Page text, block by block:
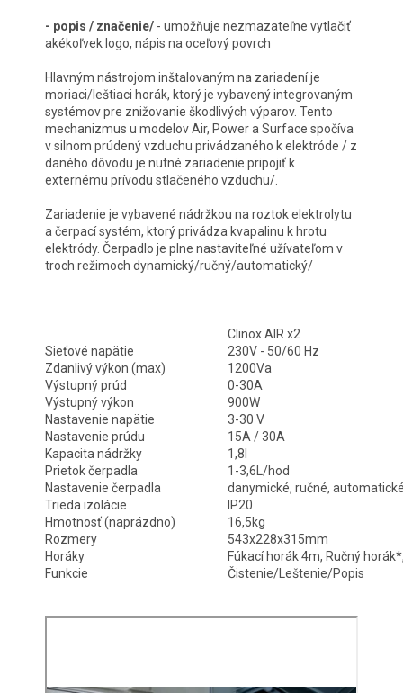
- popis / značenie/ - umožňuje nezmazateľne vytlačiť
akékoľvek logo, nápis na oceľový povrch
Hlavným nástrojom inštalovaným na zariadení je
moriaci/leštiaci horák, ktorý je vybavený integrovaným
systémov pre znižovanie škodlivých výparov. Tento
mechanizmus u modelov Air, Power a Surface spočíva
v silnom prúdený vzduchu privádzaného k elektróde / z
daného dôvodu je nutné zariadenie pripojiť k
externému prívodu stlačeného vzduchu/.
Zariadenie je vybavené nádržkou na roztok elektrolytu
a čerpací systém, ktorý privádza kvapalinu k hrotu
elektródy. Čerpadlo je plne nastaviteľné užívateľom v
troch režimoch dynamický/ručný/automatický/
Clinox AIR x2
Sieťové napätie
230V - 50/60 Hz
Zdanlivý výkon (max)
1200Va
Výstupný prúd
0-30A
Výstupný výkon
900W
Nastavenie napätie
3-30 V
Nastavenie prúdu
15A / 30A
Kapacita nádržky
1,8l
Prietok čerpadla
1-3,6L/hod
Nastavenie čerpadla
danymické, ručné,
Trieda izolácie
IP20
Hmotnosť (naprázdno)
16,5kg
Rozmery
543x228x315mm
Horáky
Fúkací horák 4m, Ručný
Funkcie
Čistenie/Leštenie/Popis